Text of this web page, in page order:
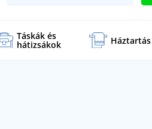
Táskák és
hátizsákok Háztartás